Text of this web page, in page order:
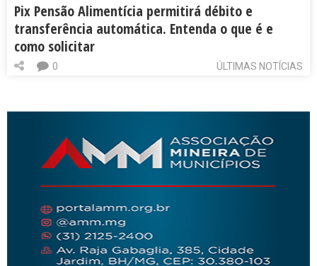
Pix Pensão Alimentícia permitirá débito e
transferência automática. Entenda o que é e
como solicitar
ÚLTIMAS NOTÍCIAS
0